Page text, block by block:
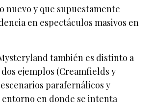
nuevo y que supuestamente
en espectáculos masivos en
también es distinto a
ejemplos (Creamfields y
parafernálicos y
en donde se intenta